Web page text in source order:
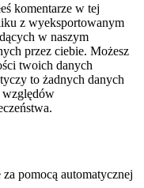
komentarze w tej
z wyeksportowanym
w naszym
przez ciebie. Możesz
twoich danych
to żadnych danych
względów
pomocą automatycznej